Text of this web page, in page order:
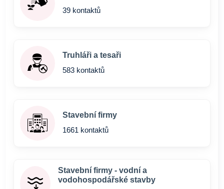
39 kontaktů
Truhláři a tesaři
583 kontaktů
Stavební firmy
1661 kontaktů
Stavební firmy - vodní a
vodohospodářské stavby